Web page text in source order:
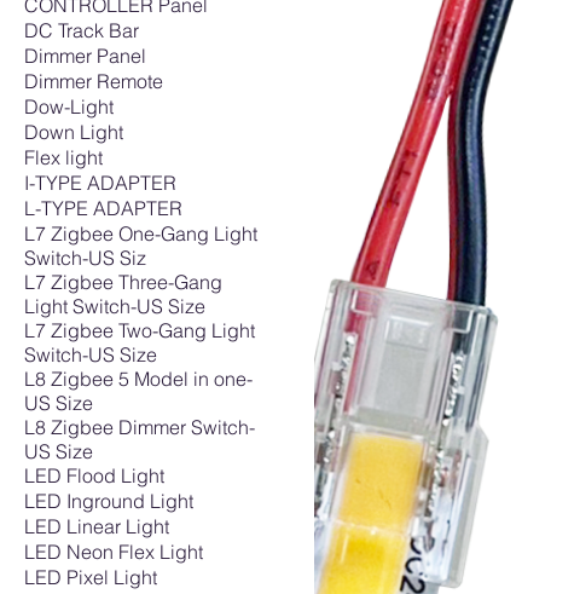
CONTROLLER Panel
DC Track Bar
Dimmer Panel
Dimmer Remote
Dow-Light
Down Light
Flex light
I-TYPE ADAPTER
L-TYPE ADAPTER
L7 Zigbee One-Gang Light
Switch-US Siz
L7 Zigbee Three-Gang
Light Switch-US Size
L7 Zigbee Two-Gang Light
Switch-US Size
L8 Zigbee 5 Model in one-
US Size
L8 Zigbee Dimmer Switch-
US Size
LED Flood Light
LED Inground Light
LED Linear Light
LED Neon Flex Light
LED Pixel Light